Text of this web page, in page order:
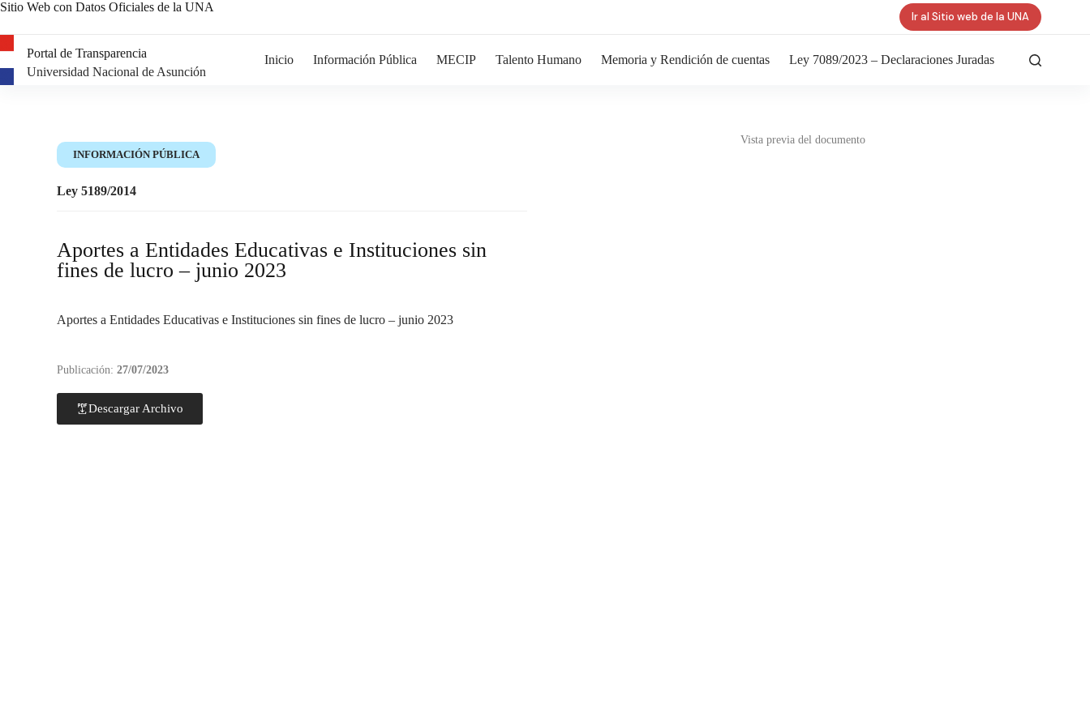
Sitio Web con Datos Oficiales de la UNA
Ir al Sitio web de la UNA
Portal de Transparencia
Universidad Nacional de Asunción
Inicio Información Pública MECIP Talento Humano Memoria y Rendición de cuentas Ley 7089/2023 – Declaraciones Juradas
INFORMACIÓN PÚBLICA
Ley 5189/2014
Aportes a Entidades Educativas e Instituciones sin
fines de lucro – junio 2023
Aportes a Entidades Educativas e Instituciones sin fines de lucro – junio 2023
Publicación: 27/07/2023
Descargar Archivo
Vista previa del documento